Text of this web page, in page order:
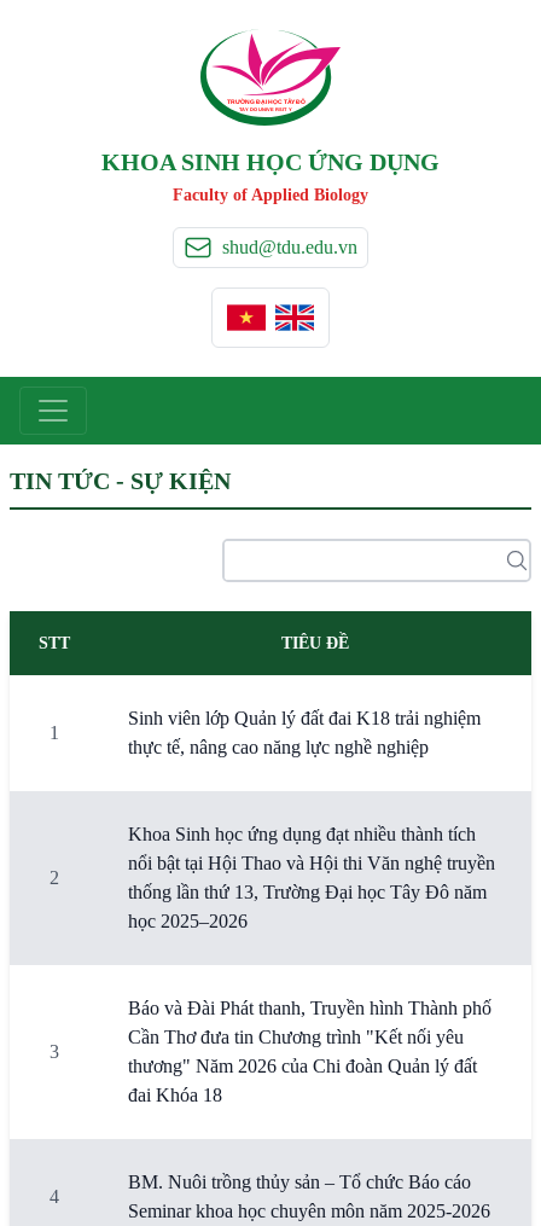
TRƯỜNG ĐẠI HỌC TÂY ĐÔ
TAY DO UNIVERSIT Y
KHOA SINH HỌC ỨNG DỤNG
Faculty of Applied Biology
shud@tdu.edu.vn
TIN TỨC - SỰ KIỆN
STT TIÊU ĐỀ
1
Sinh viên lớp Quản lý đất đai K18 trải nghiệm
thực tế, nâng cao năng lực nghề nghiệp
2
Khoa Sinh học ứng dụng đạt nhiều thành tích
nổi bật tại Hội Thao và Hội thi Văn nghệ truyền
thống lần thứ 13, Trường Đại học Tây Đô năm
học 2025–2026
3
Báo và Đài Phát thanh, Truyền hình Thành phố
Cần Thơ đưa tin Chương trình "Kết nối yêu
thương" Năm 2026 của Chi đoàn Quản lý đất
đai Khóa 18
4
BM. Nuôi trồng thủy sản – Tổ chức Báo cáo
Seminar khoa học chuyên môn năm 2025-2026